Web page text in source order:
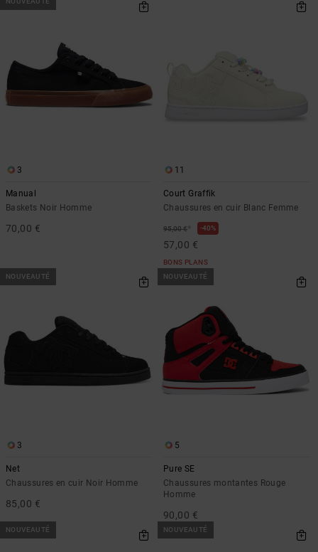
3
Manual
Baskets Noir Homme
70,00 €
11
Court Graffik
Chaussures en cuir Blanc Femme
95,00 €* 40%
57,00 €
BONS PLANS
NOUVEAUTÉ
3
Net
Chaussures en cuir Noir Homme
85,00 €
NOUVEAUTÉ
5
Pure SE
Chaussures montantes Rouge
Homme
90,00 €
NOUVEAUTÉ NOUVEAUTÉ